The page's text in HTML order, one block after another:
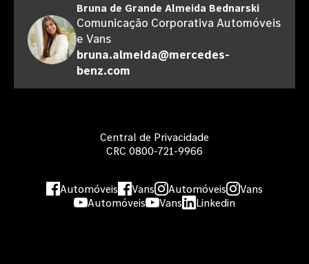
Bruna de Grande Almeida Bednarski
Comunicação Corporativa Automóveis
e Vans
bruna.almeida@mercedes-
benz.com
Central de Privacidade
CRC 0800-721-9966
Automóveis Vans Automóveis
Vans
Automóveis
Vans Linkedin